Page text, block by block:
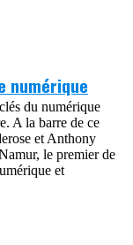
numérique
du numérique
A la barre de ce
et Anthony
le premier de
et